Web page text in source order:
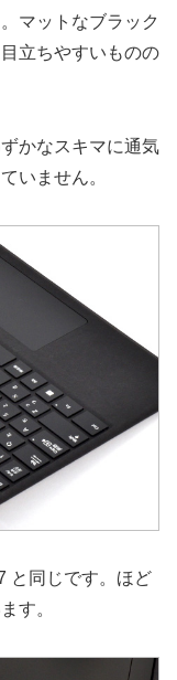
マットなブラック
立ちやすいものの
かなスキマに通気
いません。
と同じです。ほど
す。